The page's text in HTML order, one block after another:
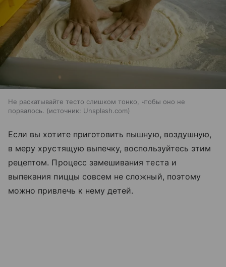
Не раскатывайте тесто слишком тонко, чтобы оно не
порвалось.
источник: Unsplash.com
Если вы хотите приготовить пышную, воздушную,
в меру хрустящую выпечку, воспользуйтесь этим
рецептом. Процесс замешивания теста и
выпекания пиццы совсем не сложный, поэтому
можно привлечь к нему детей.